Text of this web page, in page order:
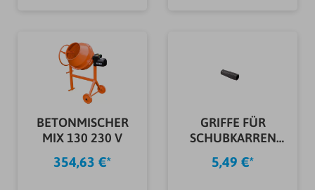
BETONMISCHER
MIX 130 230 V
354,63 €*
GRIFFE FÜR
SCHUBKARREN
5,49 €*